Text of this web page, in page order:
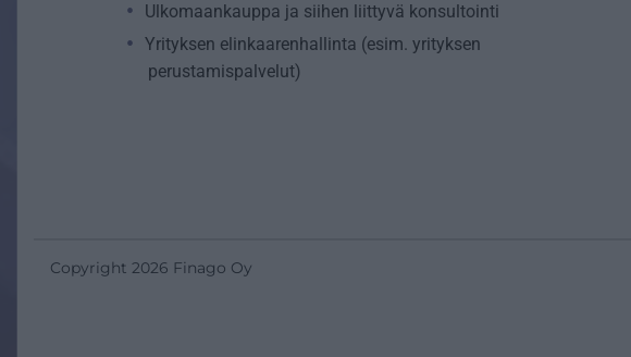
Ulkomaankauppa ja siihen liittyvä konsultointi
Yrityksen elinkaarenhallinta (esim. yrityksen
perustamispalvelut)
Copyright 2026 Finago Oy